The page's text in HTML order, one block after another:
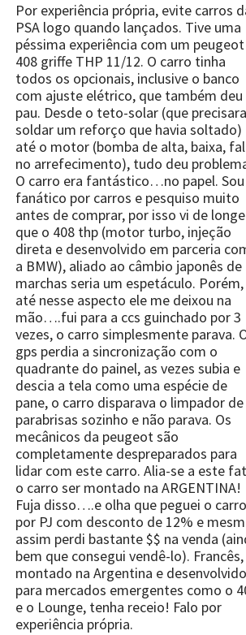
Por experiência própria, evite carros
PSA logo quando lançados. Tive uma
péssima experiência com um peugeot
408 griffe THP 11/12. O carro tinha
todos os opcionais, inclusive o banco
com ajuste elétrico, que também deu
pau. Desde o teto-solar (que
soldar um reforço que havia soltado)
até o motor (bomba de alta, baixa,
no arrefecimento), tudo deu
O carro era fantástico…no papel. Sou
fanático por carros e pesquiso muito
antes de comprar, por isso vi de longe
que o 408 thp (motor turbo, injeção
direta e desenvolvido em parceria
a BMW), aliado ao câmbio japonês de
marchas seria um espetáculo. Porém,
até nesse aspecto ele me deixou na
mão….fui para a ccs guinchado por 3
vezes, o carro simplesmente parava.
gps perdia a sincronização com o
quadrante do painel, as vezes subia e
descia a tela como uma espécie de
pane, o carro disparava o limpador de
parabrisas sozinho e não parava. Os
mecânicos da peugeot são
completamente despreparados para
lidar com este carro. Alia-se a este
o carro ser montado na ARGENTINA!
Fuja disso….e olha que peguei o carro
por PJ com desconto de 12% e
assim perdi bastante $$ na venda
bem que consegui vendê-lo). Francês,
montado na Argentina e desenvolvido
para mercados emergentes como o
e o Lounge, tenha receio! Falo por
experiência própria.